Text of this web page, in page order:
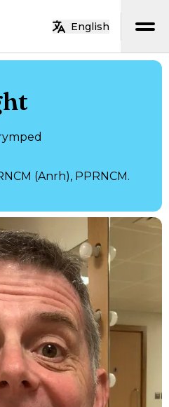
English
(Anrh), PPRNCM.